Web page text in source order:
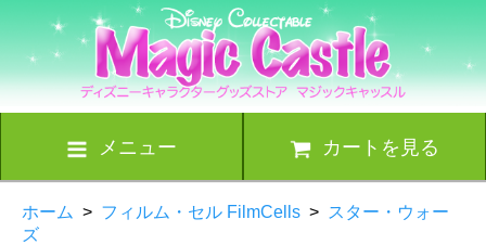
メニュー カートを見る
ホーム > フィルム・セル FilmCells > スター・ウォー
ズ